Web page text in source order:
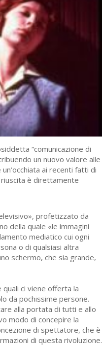
“comunicazione di
un nuovo valore alle
ai recenti fatti di
riuscita è direttamente
profetizzato da
della quale «le immagini
mediatico cui ogni
o di qualsiasi altra
schermo, che sia grande,
ci viene offerta la
da pochissime persone.
alla portata di tutti e allo
modo di concepire la
di spettatore, che è
di questa rivoluzione.